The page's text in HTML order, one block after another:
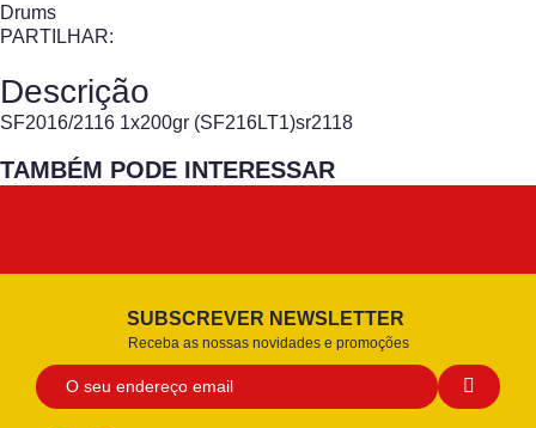
Drums
PARTILHAR:
Descrição
SF2016/2116 1x200gr (SF216LT1)sr2118
TAMBÉM PODE INTERESSAR
SUBSCREVER NEWSLETTER
Receba as nossas novidades e promoções